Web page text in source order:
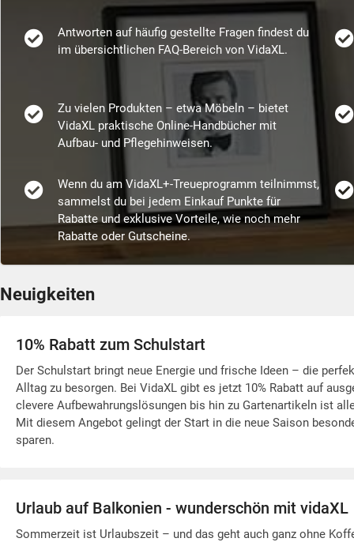
Antworten auf häufig gestellte Fragen findest du
im übersichtlichen FAQ-Bereich von VidaXL.
Zu vielen Produkten – etwa Möbeln – bietet
VidaXL praktische Online-Handbücher mit
Aufbau- und Pflegehinweisen.
Wenn du am VidaXL+-Treueprogramm teilnimmst,
sammelst du bei jedem Einkauf Punkte für
Rabatte und exklusive Vorteile, wie noch mehr
Rabatte oder Gutscheine.
Neuigkeiten
10% Rabatt zum Schulstart
Der Schulstart bringt neue Energie und frische Ideen – die
Alltag zu besorgen. Bei VidaXL gibt es jetzt 10% Rabatt auf
clevere Aufbewahrungslösungen bis hin zu Gartenartikeln ist
Mit diesem Angebot gelingt der Start in die neue Saison
sparen.
Urlaub auf Balkonien - wunderschön mit vidaXL
Sommerzeit ist Urlaubszeit – und das geht auch ganz ohne